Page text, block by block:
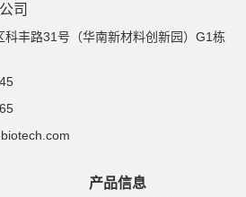
司
科丰路31号（华南新材料创新园）G1栋
产品信息